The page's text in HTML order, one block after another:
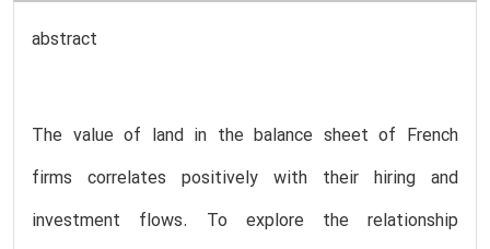
abstract
The value of land in the balance sheet of French
firms correlates positively with their hiring and
investment flows. To explore the relationship